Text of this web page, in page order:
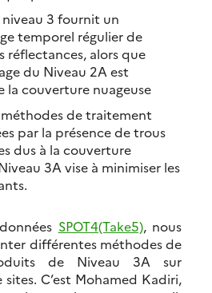
3 fournit un
temporel régulier de
réflectances, alors que
du Niveau 2A est
la couverture nuageuse
de traitement
par la présence de trous
dus à la couverture
3A vise à minimiser les
SPOT4(Take5), nous
différentes méthodes de
de Niveau 3A sur
C’est Mohamed Kadiri,